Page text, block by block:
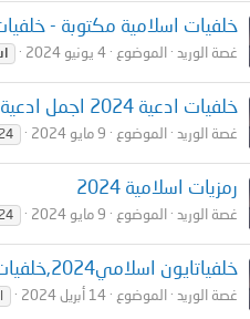
خلفيات اسلامية مكتوبة -
غصة الوريد الموضوع 4 يونيو 2024
خلفيات ادعية 2024 اجمل ادعية دينية اسلامية
غصة الوريد الموضوع 9 مايو 2024
رمزيات اسلامية 2024
غصة الوريد الموضوع 9 مايو 2024
خلفياتايون اسلامي2024,خلفيات اسلامية للايفون
غصة الوريد الموضوع 14 أبريل 2024